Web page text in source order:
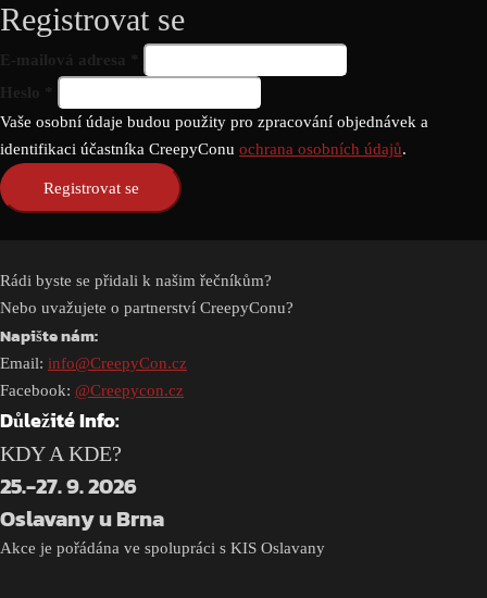
Registrovat se
E-mailová adresa
Heslo
Vaše osobní údaje budou použity pro zpracování objednávek a
identifikaci účastníka CreepyConu ochrana osobních údajů.
Registrovat se
Rádi byste se přidali k našim řečníkům?
Nebo uvažujete o partnerství CreepyConu?
Napište nám:
Email: info@CreepyCon.cz
Facebook: @Creepycon.cz
Důležité Info:
KDY A KDE?
25.-27. 9. 2026
Oslavany u Brna
Akce je pořádána ve spolupráci s KIS Oslavany